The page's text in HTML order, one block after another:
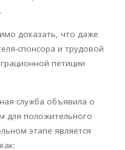
доказать, что даже
спонсора и трудовой
петиции
служба объявила о
для положительного
этапе является